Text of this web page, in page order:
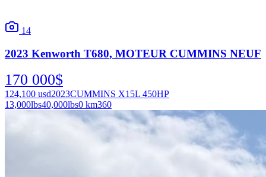
14
2023 Kenworth T680, MOTEUR CUMMINS NEUF
170 000$
124,100 usd2023CUMMINS X15L 450HP
13,000lbs40,000lbs0 km360